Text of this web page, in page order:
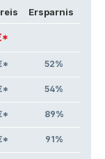
Ersparnis
52%
54%
89%
91%